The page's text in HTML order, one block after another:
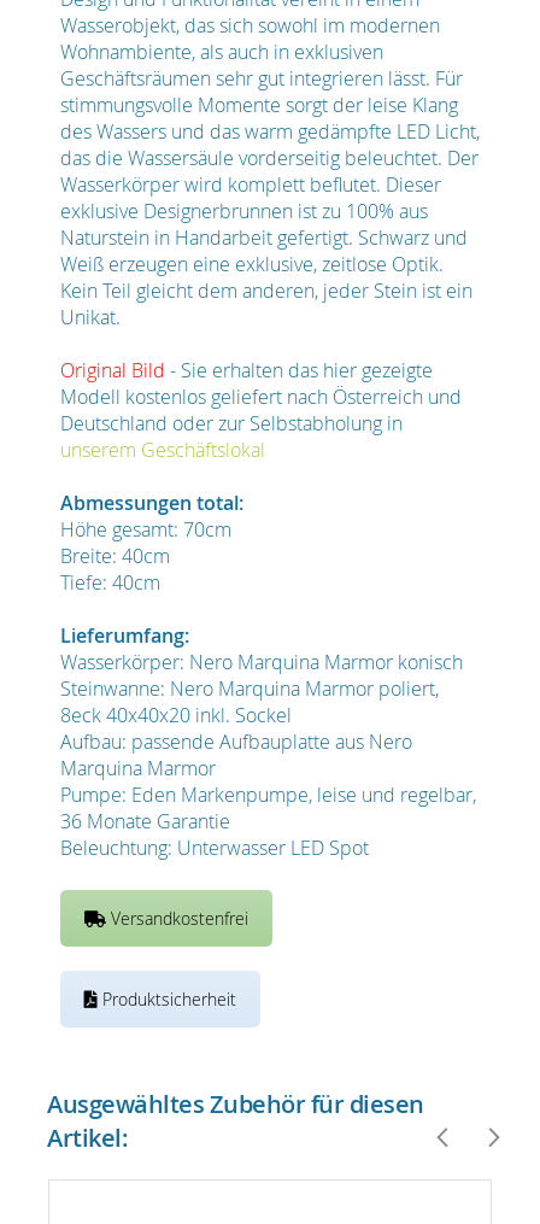
Wasserobjekt, das sich sowohl im modernen
Wohnambiente, als auch in exklusiven
Geschäftsräumen sehr gut integrieren lässt. Für
stimmungsvolle Momente sorgt der leise Klang
des Wassers und das warm gedämpfte LED Licht,
das die Wassersäule vorderseitig beleuchtet. Der
Wasserkörper wird komplett beflutet. Dieser
exklusive Designerbrunnen ist zu 100% aus
Naturstein in Handarbeit gefertigt. Schwarz und
Weiß erzeugen eine exklusive, zeitlose Optik.
Kein Teil gleicht dem anderen, jeder Stein ist ein
Unikat.
Original Bild - Sie erhalten das hier gezeigte
Modell kostenlos geliefert nach Österreich und
Deutschland oder zur Selbstabholung in
unserem Geschäftslokal
Abmessungen total:
Höhe gesamt: 70cm
Breite: 40cm
Tiefe: 40cm
Lieferumfang:
Wasserkörper: Nero Marquina Marmor konisch
Steinwanne: Nero Marquina Marmor poliert,
8eck 40x40x20 inkl. Sockel
Aufbau: passende Aufbauplatte aus Nero
Marquina Marmor
Pumpe: Eden Markenpumpe, leise und regelbar,
36 Monate Garantie
Beleuchtung: Unterwasser LED Spot
Versandkostenfrei
Produktsicherheit
Ausgewähltes Zubehör für diesen
Artikel: